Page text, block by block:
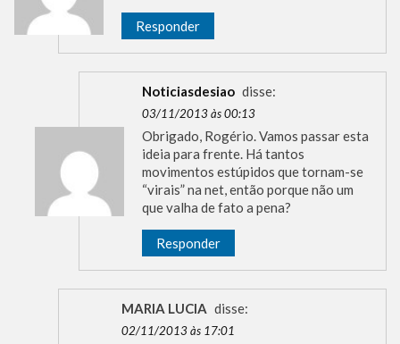
Responder
Noticiasdesiao disse:
03/11/2013 às 00:13
Obrigado, Rogério. Vamos passar esta
ideia para frente. Há tantos
movimentos estúpidos que tornam-se
“virais” na net, então porque não um
que valha de fato a pena?
Responder
MARIA LUCIA disse:
02/11/2013 às 17:01